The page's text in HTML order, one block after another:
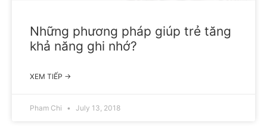
Những phương pháp giúp trẻ tăng
khả năng ghi nhớ?
XEM TIẾP →
Pham Chi July 13, 2018